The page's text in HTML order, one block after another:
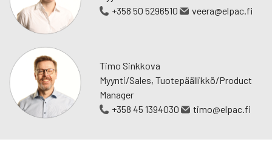
+358 50 5296510
veera@elpac.fi
Timo Sinkkova
Myynti/Sales, Tuotepäällikkö/Product
Manager
+358 45 1394030
timo@elpac.fi